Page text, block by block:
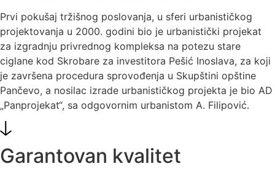
Prvi pokušaj tržišnog poslovanja, u sferi urbanističkog
projektovanja u 2000. godini bio je urbanistički projekat
za izgradnju privrednog kompleksa na potezu stare
ciglane kod Skrobare za investitora Pešić Inoslava, za koji
je završena procedura sprovođenja u Skupštini opštine
Pančevo, a nosilac izrade urbanističkog projekta je bio AD
„Panprojekat“, sa odgovornim urbanistom A. Filipović.
Garantovan kvalitet